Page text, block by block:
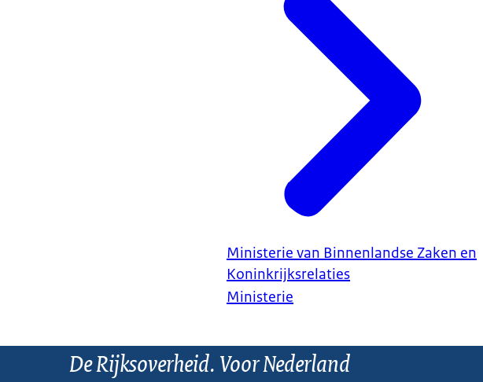
Ministerie van Binnenlandse Zaken en
Koninkrijksrelaties
Ministerie
De Rijksoverheid. Voor Nederland